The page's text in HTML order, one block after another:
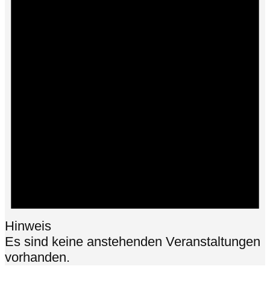
Hinweis
Es sind keine anstehenden Veranstaltungen
vorhanden.